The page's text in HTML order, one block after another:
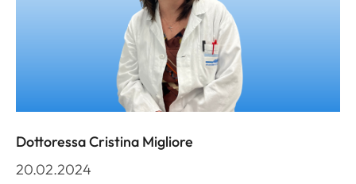
Dottoressa Cristina Migliore
20.02.2024